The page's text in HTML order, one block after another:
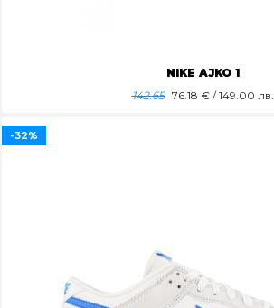
NIKE AJKO 1
142.65 76.18 € / 149.00 лв.
-32%